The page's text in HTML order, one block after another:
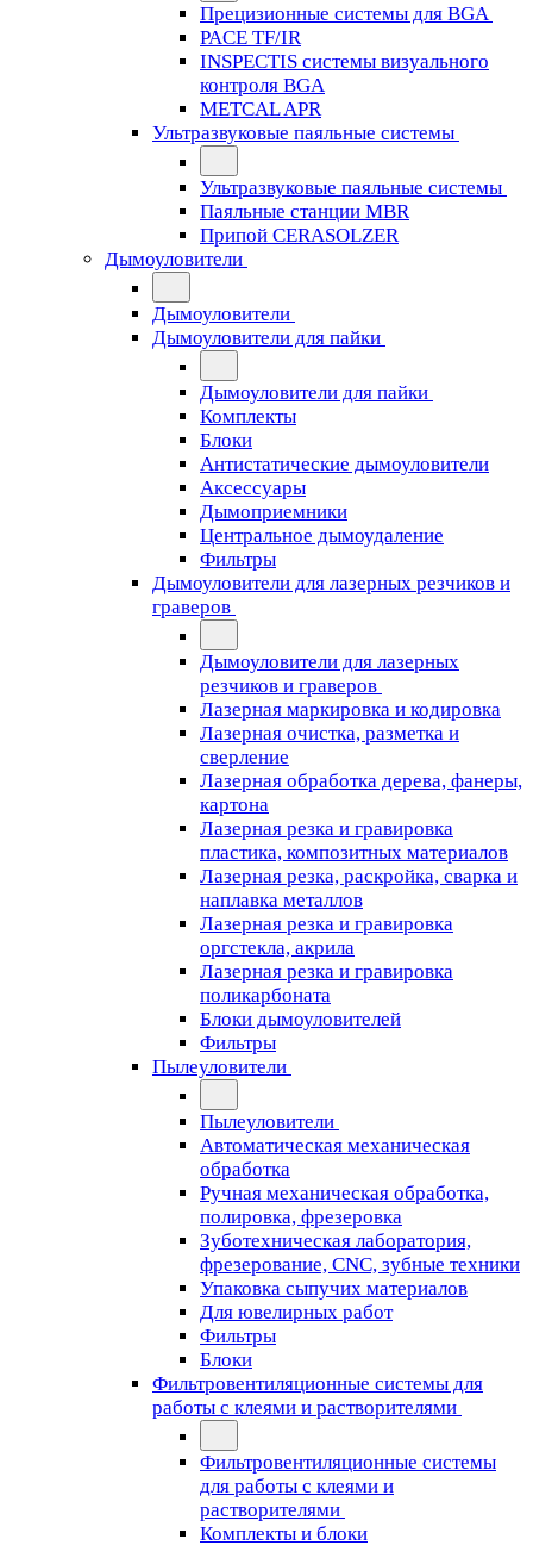
Прецизионные системы для BGA
PACE TF/IR
INSPECTIS системы визуального
контроля BGA
METCAL APR
Ультразвуковые паяльные системы
Ультразвуковые паяльные системы
Паяльные станции MBR
Припой CERASOLZER
Дымоуловители
Дымоуловители
Дымоуловители для пайки
Дымоуловители для пайки
Комплекты
Блоки
Антистатические дымоуловители
Аксессуары
Дымоприемники
Центральное дымоудаление
Фильтры
Дымоуловители для лазерных резчиков и
граверов
Дымоуловители для лазерных
резчиков и граверов
Лазерная маркировка и кодировка
Лазерная очистка, разметка и
сверление
Лазерная обработка дерева, фанеры,
картона
Лазерная резка и гравировка
пластика, композитных материалов
Лазерная резка, раскройка, сварка и
наплавка металлов
Лазерная резка и гравировка
оргстекла, акрила
Лазерная резка и гравировка
поликарбоната
Блоки дымоуловителей
Фильтры
Пылеуловители
Пылеуловители
Автоматическая механическая
обработка
Ручная механическая обработка,
полировка, фрезеровка
Зуботехническая лаборатория,
фрезерование, CNC, зубные техники
Упаковка сыпучих материалов
Для ювелирных работ
Фильтры
Блоки
Фильтровентиляционные системы для
работы с клеями и растворителями
Фильтровентиляционные системы
для работы с клеями и
растворителями
Комплекты и блоки